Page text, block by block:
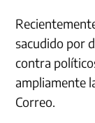
sacudido por
contra
ampliamente
Correo.